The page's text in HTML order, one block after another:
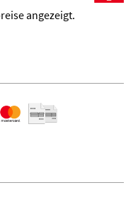
angezeigt.